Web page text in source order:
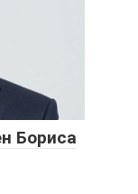
Бориса